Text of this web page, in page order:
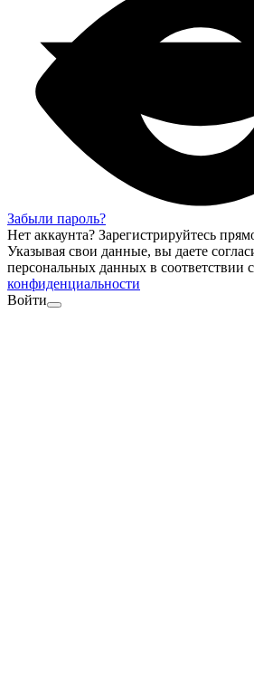
Забыли пароль?
Нет аккаунта? Зарегистрируйтесь
Указывая свои данные, вы даете
персональных данных в соответствии с
конфиденциальности
Войти